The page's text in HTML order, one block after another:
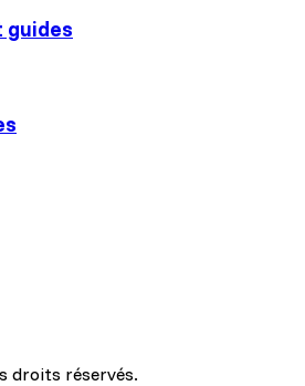
guides
droits réservés.